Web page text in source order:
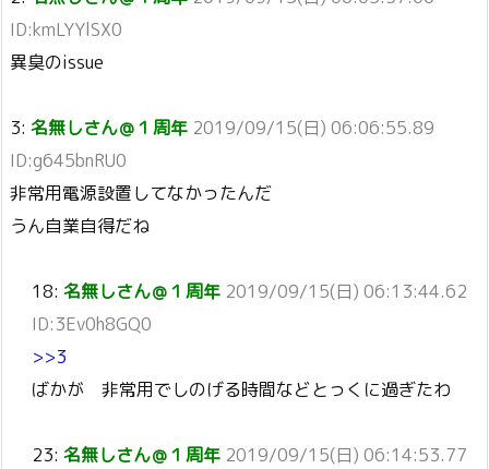
ID:kmLYYlSX0
異臭のissue
3: 名無しさん＠１周年 2019/09/15(日) 06:06:55.89
ID:g645bnRU0
非常用電源設置してなかったんだ
うん自業自得だね
18: 名無しさん＠１周年 2019/09/15(日) 06:13:44.62
ID:3Ev0h8GQ0
>>3
ばかが 非常用でしのげる時間などとっくに過ぎたわ
23: 名無しさん＠１周年 2019/09/15(日) 06:14:53.77